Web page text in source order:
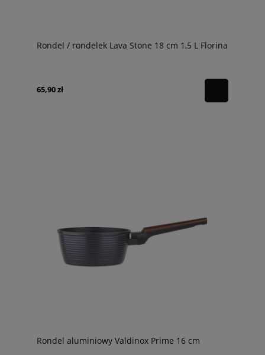
Rondel / rondelek Lava Stone 18 cm 1,5 L Florina
65,90 zł
Rondel aluminiowy Valdinox Prime 16 cm